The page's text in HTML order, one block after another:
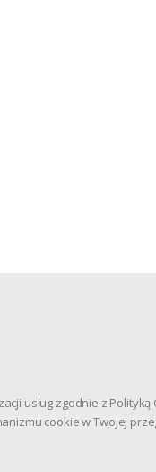
usług zgodnie z
cookie w Twojej